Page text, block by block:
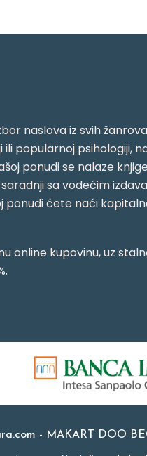
naslova iz svih
popularnoj psihologiji,
ponudi se nalaze
sa vodećim
ponudi ćete naći
online kupovinu, uz
- MAKART DOO